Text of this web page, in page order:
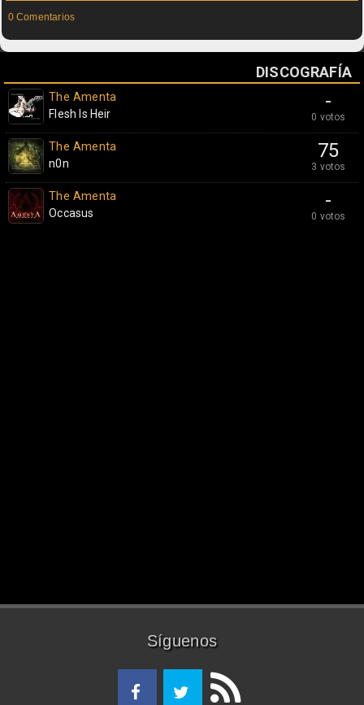
0 Comentarios
DISCOGRAFÍA
-
0 votos
The Amenta
Flesh Is Heir
75
3 votos
The Amenta
n0n
-
0 votos
The Amenta
Occasus
Síguenos